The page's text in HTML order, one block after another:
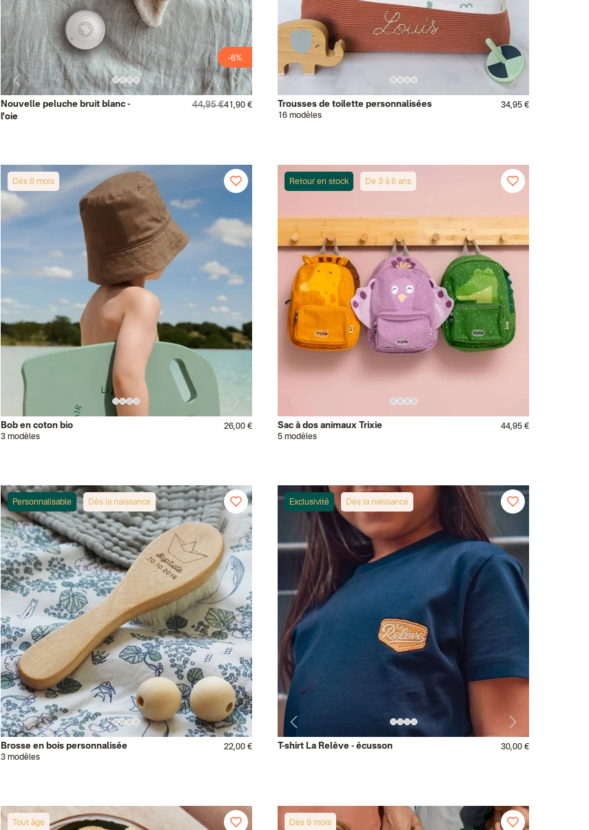
-6%
Nouvelle peluche bruit blanc -
l'oie
44,95 €41,90 € Trousses de toilette personnalisées
34,95 €
16 modèles
Dès 6 mois
Bob en coton bio
26,00 €
3 modèles
De 3 à 6 ans
Retour en stock
Sac à dos animaux Trixie
44,95 €
5 modèles
Dès la naissance
Personnalisable
Brosse en bois personnalisée
22,00 €
3 modèles
Dès la naissance
Exclusivité
T-shirt La Relève - écusson 30,00 €
Tout âge Dès 9 mois